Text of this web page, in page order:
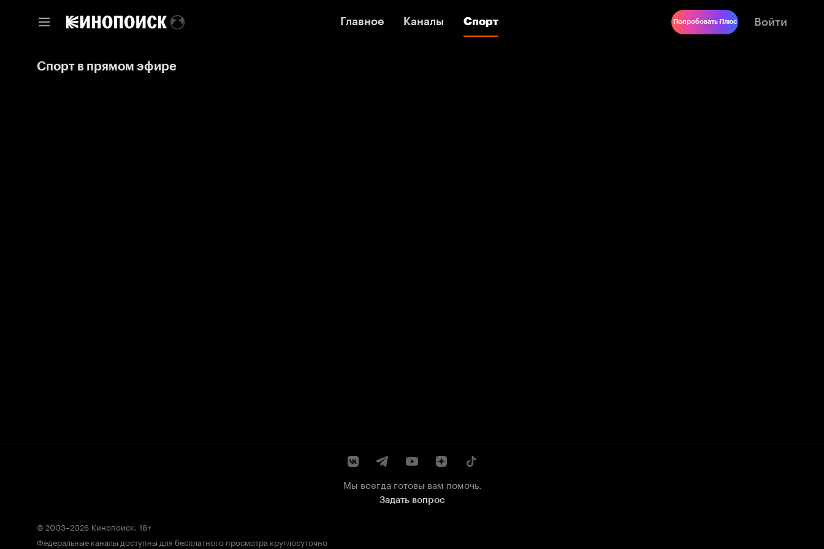
Главное Каналы Спорт
Главное Каналы Спорт Попробовать Плюс Войти
Спорт в прямом эфире
Мы всегда готовы вам помочь.
Задать вопрос
© 2003–2026 Кинопоиск. 18+
Федеральные каналы доступны для бесплатного просмотра круглосуточно